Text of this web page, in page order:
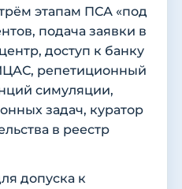
этапам ПСА «под
подача заявки в
доступ к банку
репетиционный
симуляции,
задач, куратор
в реестр
допуска к